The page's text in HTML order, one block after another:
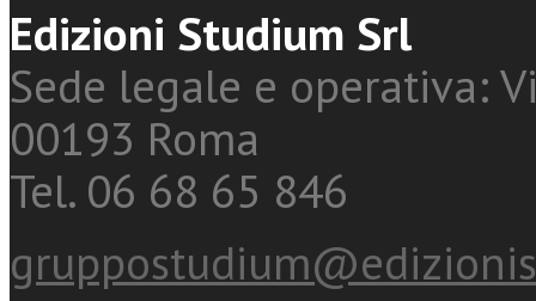
Edizioni Studium Srl
Sede legale e operativa:
00193 Roma
Tel. 06 68 65 846